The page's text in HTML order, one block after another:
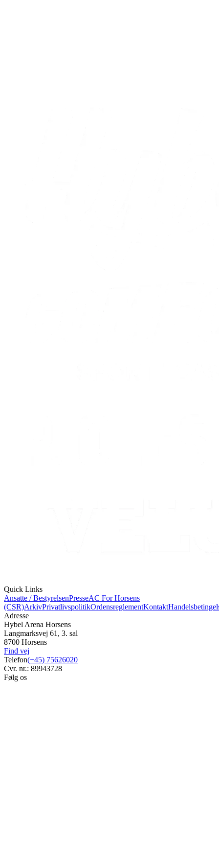
Quick Links
Ansatte / BestyrelsenPresseAC For Horsens
(CSR)ArkivPrivatlivspolitikOrdensreglementKontakt
Adresse
Hybel Arena Horsens
Langmarksvej 61, 3. sal
8700 Horsens
Find vej
Telefon(+45) 75626020
Cvr. nr.: 89943728
Følg os